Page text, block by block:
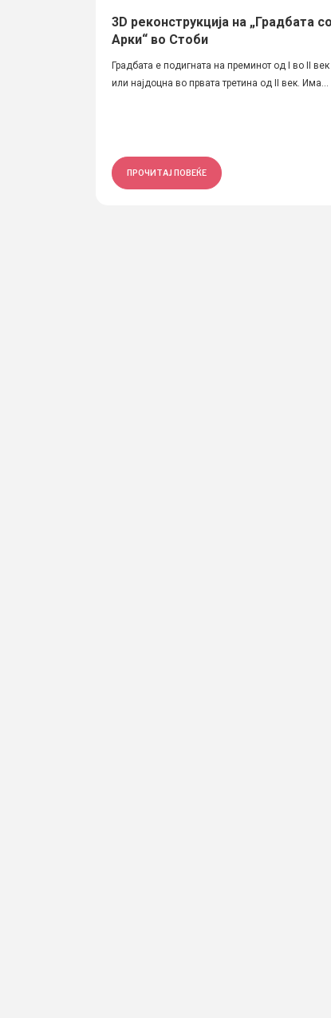
3D реконструкција на „Градбата со
Арки“ во Стоби
Градбата е подигната на преминот од I во II век
или најдоцна во првата третина од II век. Има...
ПРОЧИТАЈ ПОВЕЌЕ